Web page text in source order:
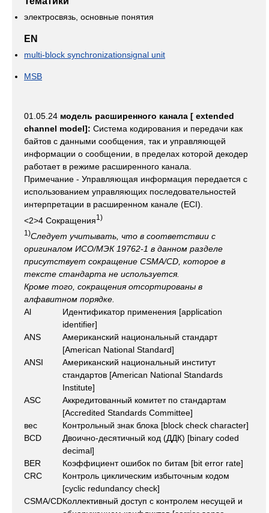
электросвязь, основные понятия
EN
multi-block synchronizationsignal unit
MSB
01.05.24 модель расширенного канала [ extended
channel model]: Система кодирования и передачи как
байтов с данными сообщения, так и управляющей
информации о сообщении, в пределах которой декодер
работает в режиме расширенного канала.
Примечание - Управляющая информация передается с
использованием управляющих последовательностей
интерпретации в расширенном канале (ECI).
<2>4 Сокращения1)
1)Следует учитывать, что в соответствии с
оригиналом ИСО/МЭК 19762-1 в данном разделе
присутствует сокращение CSMA/CD, которое в
тексте стандарта не используется.
Кроме того, сокращения отсортированы в
алфавитном порядке.
Al
Идентификатор применения [application
identifier]
ANS
Американский национальный стандарт
[American National Standard]
ANSI
Американский национальный институт
стандартов [American National Standards
Institute]
ASC
Аккредитованный комитет по стандартам
[Accredited Standards Committee]
вес
Контрольный знак блока [block check character]
BCD
Двоично-десятичный код (ДДК) [binary coded
decimal]
BER
Коэффициент ошибок по битам [bit error rate]
CRC
Контроль циклическим избыточным кодом
[cyclic redundancy check]
CSMA/CDКоллективный доступ с контролем несущей и